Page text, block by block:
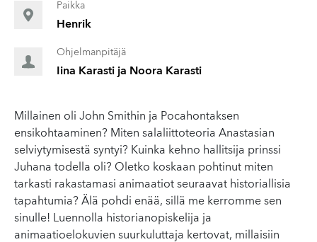
Paikka
Henrik
Ohjelmanpitäjä
Iina Karasti ja Noora Karasti
Millainen oli John Smithin ja Pocahontaksen
ensikohtaaminen? Miten salaliittoteoria Anastasian
selviytymisestä syntyi? Kuinka kehno hallitsija prinssi
Juhana todella oli? Oletko koskaan pohtinut miten
tarkasti rakastamasi animaatiot seuraavat historiallisia
tapahtumia? Älä pohdi enää, sillä me kerromme sen
sinulle! Luennolla historianopiskelija ja
animaatioelokuvien suurkuluttaja kertovat, millaisiin